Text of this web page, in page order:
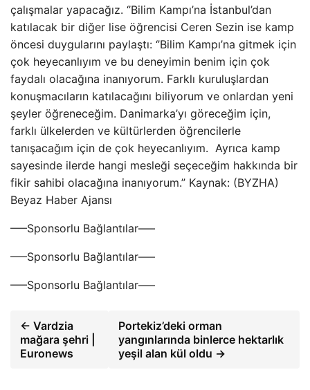
çalışmalar yapacağız. ‘’Bilim Kampı’na İstanbul’dan
katılacak bir diğer lise öğrencisi Ceren Sezin ise kamp
öncesi duygularını paylaştı: ‘’Bilim Kampı’na gitmek için
çok heyecanlıyım ve bu deneyimin benim için çok
faydalı olacağına inanıyorum. Farklı kuruluşlardan
konuşmacıların katılacağını biliyorum ve onlardan yeni
şeyler öğreneceğim. Danimarka’yı göreceğim için,
farklı ülkelerden ve kültürlerden öğrencilerle
tanışacağım için de çok heyecanlıyım. Ayrıca kamp
sayesinde ilerde hangi mesleği seçeceğim hakkında bir
fikir sahibi olacağına inanıyorum.” Kaynak: (BYZHA)
Beyaz Haber Ajansı
—–Sponsorlu Bağlantılar—–
—–Sponsorlu Bağlantılar—–
—–Sponsorlu Bağlantılar—–
← Vardzia
mağara şehri |
Euronews
Portekiz’deki orman
yangınlarında binlerce hektarlık
yeşil alan kül oldu →